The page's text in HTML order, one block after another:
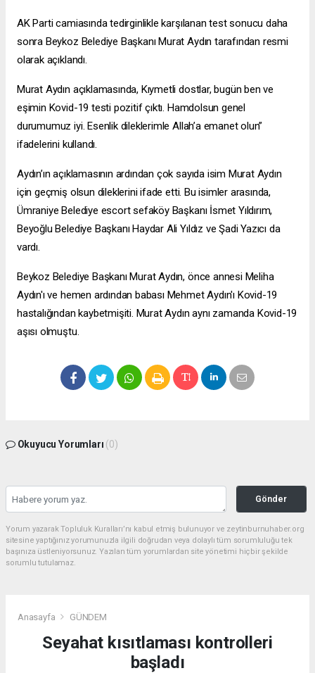
AK Parti camiasında tedirginlikle karşılanan test sonucu daha
sonra Beykoz Belediye Başkanı Murat Aydın tarafından resmi
olarak açıklandı.
Murat Aydın açıklamasında, Kıymetli dostlar, bugün ben ve
eşimin Kovid-19 testi pozitif çıktı. Hamdolsun genel
durumumuz iyi. Esenlik dileklerimle Allah’a emanet olun”
ifadelerini kullandı.
Aydın’ın açıklamasının ardından çok sayıda isim Murat Aydın
için geçmiş olsun dileklerini ifade etti. Bu isimler arasında,
Ümraniye Belediye escort sefaköyBaşkanı İsmet Yıldırım,
Beyoğlu Belediye Başkanı Haydar Ali Yıldız ve Şadi Yazıcı da
vardı.
Beykoz Belediye Başkanı Murat Aydın, önce annesi Meliha
Aydın'ı ve hemen ardından babası Mehmet Aydın'ı Kovid-19
hastalığından kaybetmişiti. Murat Aydın aynı zamanda Kovid-19
aşısı olmuştu.
Okuyucu Yorumları (0)
Gönder
Yorum yazarak Topluluk Kuralları’nı kabul etmiş bulunuyor ve zeytinburnuhaber.org
sitesine yaptığınız yorumunuzla ilgili doğrudan veya dolaylı tüm sorumluluğu tek
başınıza üstleniyorsunuz. Yazılan tüm yorumlardan site yönetimi hiçbir şekilde
sorumlu tutulamaz.
Anasayfa GÜNDEM
Seyahat kısıtlaması kontrolleri
başladı